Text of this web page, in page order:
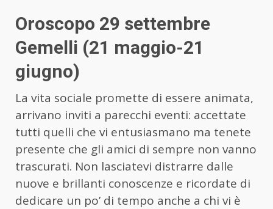
Oroscopo 29 settembre
Gemelli (21 maggio-21
giugno)
La vita sociale promette di essere animata,
arrivano inviti a parecchi eventi: accettate
tutti quelli che vi entusiasmano ma tenete
presente che gli amici di sempre non vanno
trascurati. Non lasciatevi distrarre dalle
nuove e brillanti conoscenze e ricordate di
dedicare un po’ di tempo anche a chi vi è